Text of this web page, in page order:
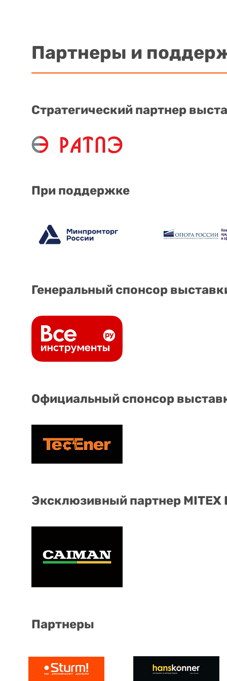
Партнеры и
Стратегический партнер
При поддержке
Генеральный спонсор
Официальный спонсор
Эксклюзивный партнер
Партнеры